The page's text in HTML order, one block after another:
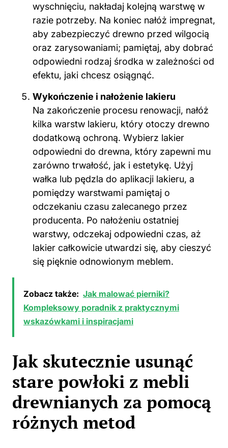
wyschnięciu, nakładaj kolejną warstwę w
razie potrzeby. Na koniec nałóż impregnat,
aby zabezpieczyć drewno przed wilgocią
oraz zarysowaniami; pamiętaj, aby dobrać
odpowiedni rodzaj środka w zależności od
efektu, jaki chcesz osiągnąć.
Wykończenie i nałożenie lakieru
Na zakończenie procesu renowacji, nałóż
kilka warstw lakieru, który otoczy drewno
dodatkową ochroną. Wybierz lakier
odpowiedni do drewna, który zapewni mu
zarówno trwałość, jak i estetykę. Użyj
wałka lub pędzla do aplikacji lakieru, a
pomiędzy warstwami pamiętaj o
odczekaniu czasu zalecanego przez
producenta. Po nałożeniu ostatniej
warstwy, odczekaj odpowiedni czas, aż
lakier całkowicie utwardzi się, aby cieszyć
się pięknie odnowionym meblem.
Zobacz także: Jak malować pierniki?
Kompleksowy poradnik z praktycznymi
wskazówkami i inspiracjami
Jak skutecznie usunąć
stare powłoki z mebli
drewnianych za pomocą
różnych metod